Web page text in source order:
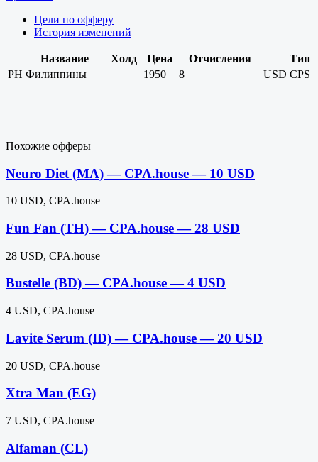
Цели по офферу
История изменений
Название Холд Цена Отчисления
Тип
PH Филиппины 1950 8 USD CPS
Похожие офферы
Neuro Diet (MA) — CPA.house — 10 USD
10 USD, CPA.house
Fun Fan (TH) — CPA.house — 28 USD
28 USD, CPA.house
Bustelle (BD) — CPA.house — 4 USD
4 USD, CPA.house
Lavite Serum (ID) — CPA.house — 20 USD
20 USD, CPA.house
Xtra Man (EG)
7 USD, CPA.house
Alfaman (CL)